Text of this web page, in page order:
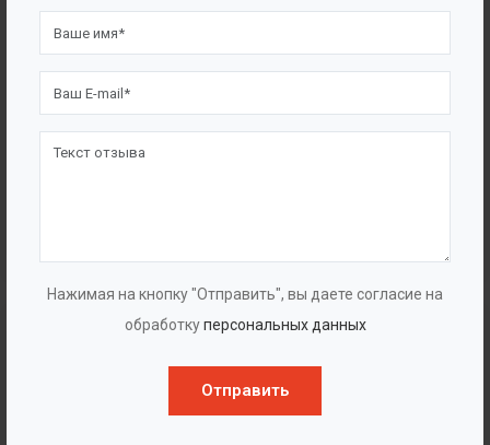
Нажимая на кнопку "Отправить", вы даете согласие на
обработкуперсональных данных
Отправить
Емкости противопожарного запаса воды
Емкости для питьевой воды